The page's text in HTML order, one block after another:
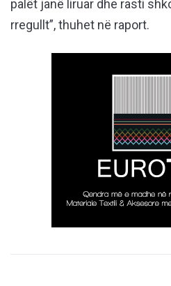
palët janë liruar dhe rasti
rregullt”, thuhet në raport.